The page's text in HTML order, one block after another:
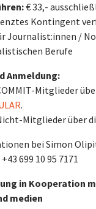
€ 33,-
Kontingent
Journalist:innen /
Berufe
Anmeldung:
Mitglieder
.
Mitglieder über
bei Simon
699 10 95 7171
in Kooperation
medien